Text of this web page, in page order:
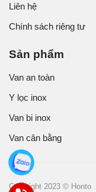
Liên hệ
Chính sách riêng tư
Sản phẩm
Van an toàn
Y lọc inox
Van bi inox
Van cân bằng
Copyright 2023 © Honto